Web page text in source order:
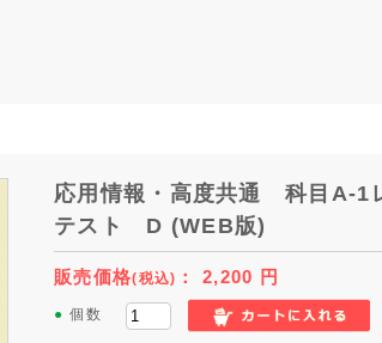
応用情報・高度共通 科目A-1
テスト D (WEB版)
販売価格(税込) ：2,200 円
● 個数